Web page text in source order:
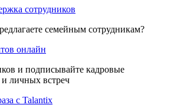
сотрудников
семейным сотрудникам?
онлайн
и подписывайте кадровые
личных встреч
с Talantix